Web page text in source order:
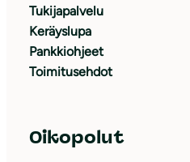
Tukijapalvelu
Keräyslupa
Pankkiohjeet
Toimitusehdot
Oikopolut